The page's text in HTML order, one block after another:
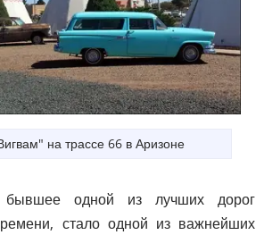
на трассе 66 в Аризоне
одной из лучших дорог
стало одной из важнейших